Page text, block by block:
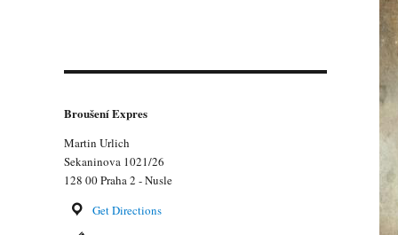
Broušení Expres
Martin Urlich
Sekaninova 1021/26
128 00 Praha 2 - Nusle
Get Directions